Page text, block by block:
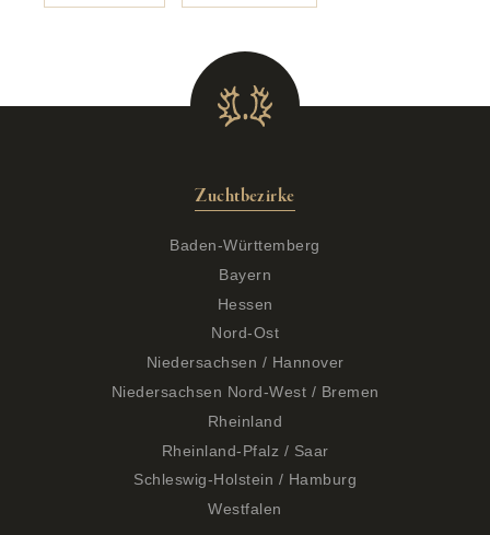
Zuchtbezirke
Baden-Württemberg
Bayern
Hessen
Nord-Ost
Niedersachsen / Hannover
Niedersachsen Nord-West / Bremen
Rheinland
Rheinland-Pfalz / Saar
Schleswig-Holstein / Hamburg
Westfalen